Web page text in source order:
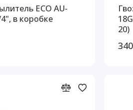
ECO AU-
в коробке
20)